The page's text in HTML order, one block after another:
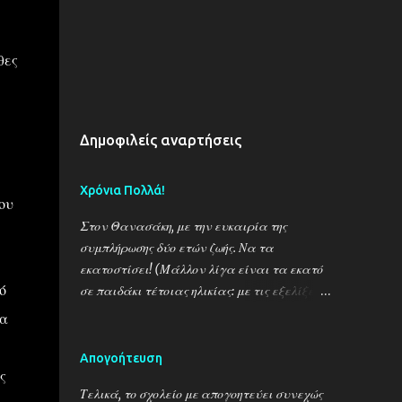
Δημοφιλείς αναρτήσεις
Χρόνια Πολλά!
Στον Θανασάκη, με την ευκαιρία της
συμπλήρωσης δύο ετών ζωής. Να τα
εκατοστίσει! (Μάλλον λίγα είναι τα εκατό
σε παιδάκι τέτοιας ηλικίας: με τις εξελίξεις
Απογοήτευση
Τελικά, το σχολείο με απογοητεύει συνεχώς